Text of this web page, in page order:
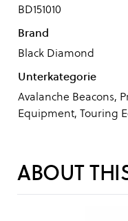
BD151010
Brand
Black Diamond
Unterkategorie
Avalanche Beacons,
Equipment, Touring
ABOUT